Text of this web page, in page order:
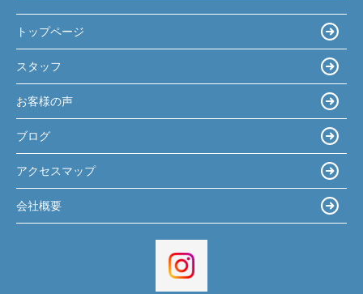
トップページ
スタッフ
お客様の声
ブログ
アクセスマップ
会社概要